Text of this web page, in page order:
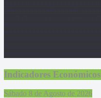
Indicadores Económicos
Sábado 8 de Agosto de 2026